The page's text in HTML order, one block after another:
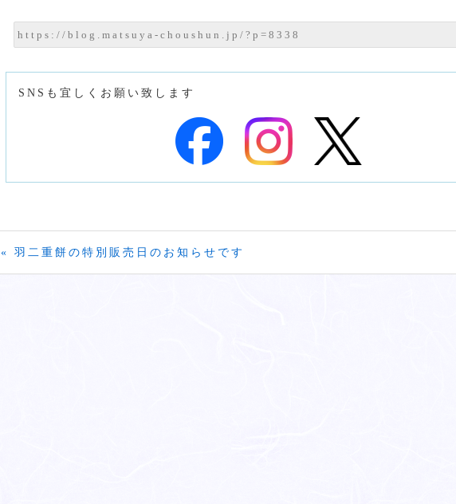
SNSも宜しくお願い致します
« 羽二重餅の特別販売日のお知らせです